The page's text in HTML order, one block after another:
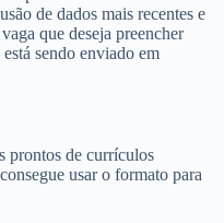
de dados mais recentes e
que deseja preencher
sendo enviado em
prontos de currículos
usar o formato para